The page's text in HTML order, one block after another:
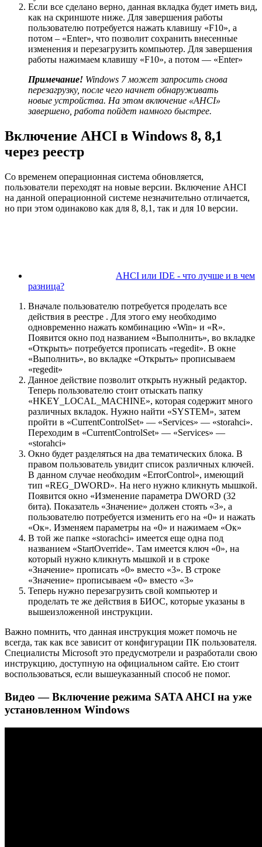
Если все сделано верно, данная вкладка будет иметь вид,
как на скриншоте ниже. Для завершения работы
пользователю потребуется нажать клавишу «F10», а
потом – «Enter», что позволит сохранить внесенные
изменения и перезагрузить компьютер. Для завершения
работы нажимаем клавишу «F10», а потом — «Enter»
Примечание! Windows 7 может запросить снова
перезагрузку, после чего начнет обнаруживать
новые устройства. На этом включение «AHCI»
завершено, работа пойдет намного быстрее.
Включение AHCI в Windows 8, 8,1
через реестр
Со временем операционная система обновляется,
пользователи переходят на новые версии. Включение AHCI
на данной операционной системе незначительно отличается,
но при этом одинаково как для 8, 8,1, так и для 10 версии.
AHCI или IDE - что лучше и в чем
разница?
Вначале пользователю потребуется проделать все
действия в реестре . Для этого ему необходимо
одновременно нажать комбинацию «Win» и «R».
Появится окно под названием «Выполнить», во вкладке
«Открыть» потребуется прописать «regedit». В окне
«Выполнить», во вкладке «Открыть» прописываем
«regedit»
Данное действие позволит открыть нужный редактор.
Теперь пользователю стоит отыскать папку
«HKEY_LOCAL_MACHINE», которая содержит много
различных вкладок. Нужно найти «SYSTEM», затем
пройти в «CurrentControlSet» — «Services» — «storahci».
Переходим в «CurrentControlSet» — «Services» —
«storahci»
Окно будет разделяться на два тематических блока. В
правом пользователь увидит список различных ключей.
В данном случае необходим «ErrorControl», имеющий
тип «REG_DWORD». На него нужно кликнуть мышкой.
Появится окно «Изменение параметра DWORD (32
бита). Показатель «Значение» должен стоять «3», а
пользователю потребуется изменить его на «0» и нажать
«Ок». Изменяем параметры на «0» и нажимаем «Ок»
В той же папке «storachci» имеется еще одна под
названием «StartOverride». Там имеется ключ «0», на
который нужно кликнуть мышкой и в строке
«Значение» прописать «0» вместо «3». В строке
«Значение» прописываем «0» вместо «3»
Теперь нужно перезагрузить свой компьютер и
проделать те же действия в БИОС, которые указаны в
вышеизложенной инструкции.
Важно помнить, что данная инструкция может помочь не
всегда, так как все зависит от конфигурации ПК пользователя.
Специалисты Microsoft это предусмотрели и разработали свою
инструкцию, доступную на официальном сайте. Ею стоит
воспользоваться, если вышеуказанный способ не помог.
Видео — Включение режима SATA AHCI на уже
установленном Windows